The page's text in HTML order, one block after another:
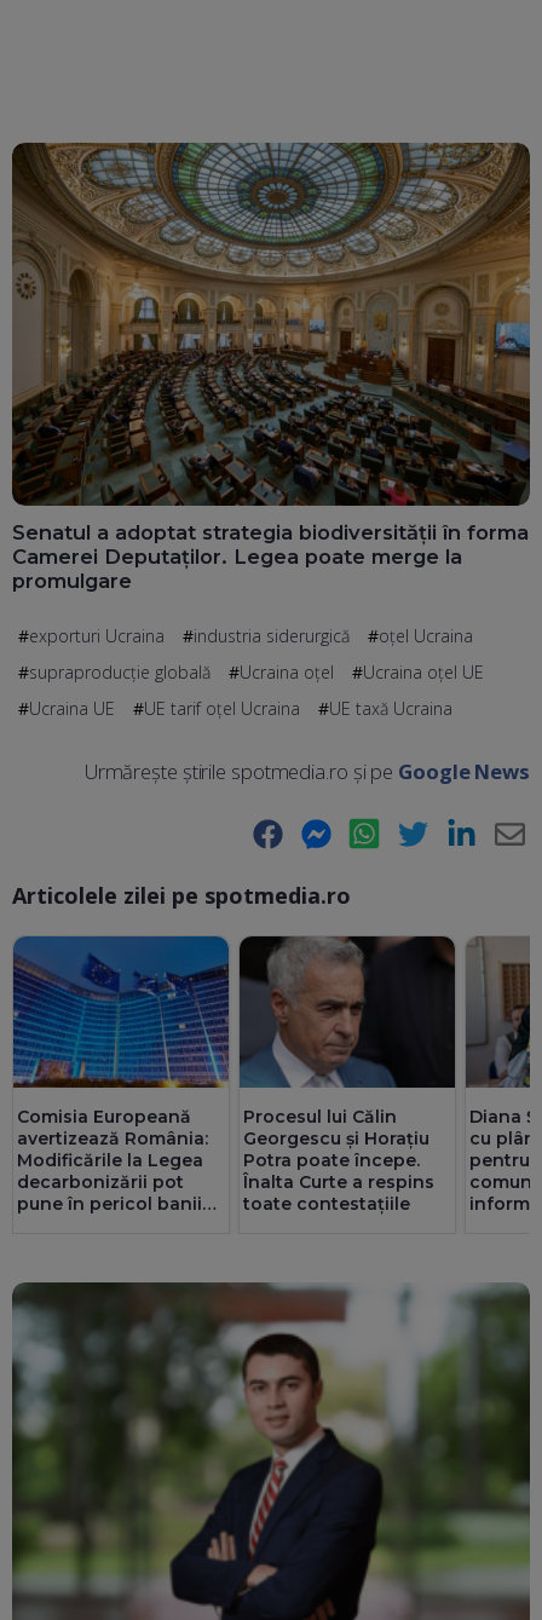
Senatul a adoptat strategia biodiversității în forma
Camerei Deputaților. Legea poate merge la
promulgare
exporturi Ucraina industria siderurgică
oțel Ucraina
supraproducție globală
Ucraina oțel
Ucraina oțel UE
Ucraina UE
UE tarif oțel Ucraina UE taxă Ucraina
Urmărește știrile spotmedia.ro și pe Google News
Facebook Messenger WhatsApp Twitter LinkedIn
Articolele zilei pe spotmedia.ro
Comisia Europeană
avertizează România:
Modificările la Legea
decarbonizării pot
pune în pericol banii
Procesul lui Călin
Georgescu și Horațiu
Potra poate începe.
Înalta Curte a respins
toate contestațiile
Diana
cu
pentru